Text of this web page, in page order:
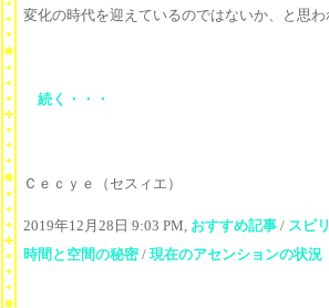
変化の時代を迎えているのではないか、と思わ
続く・・・
Ｃｅｃｙｅ（セスィエ）
2019年12月28日 9:03 PM, おすすめ記事 / スピ
時間と空間の秘密/ 現在のアセンションの状況